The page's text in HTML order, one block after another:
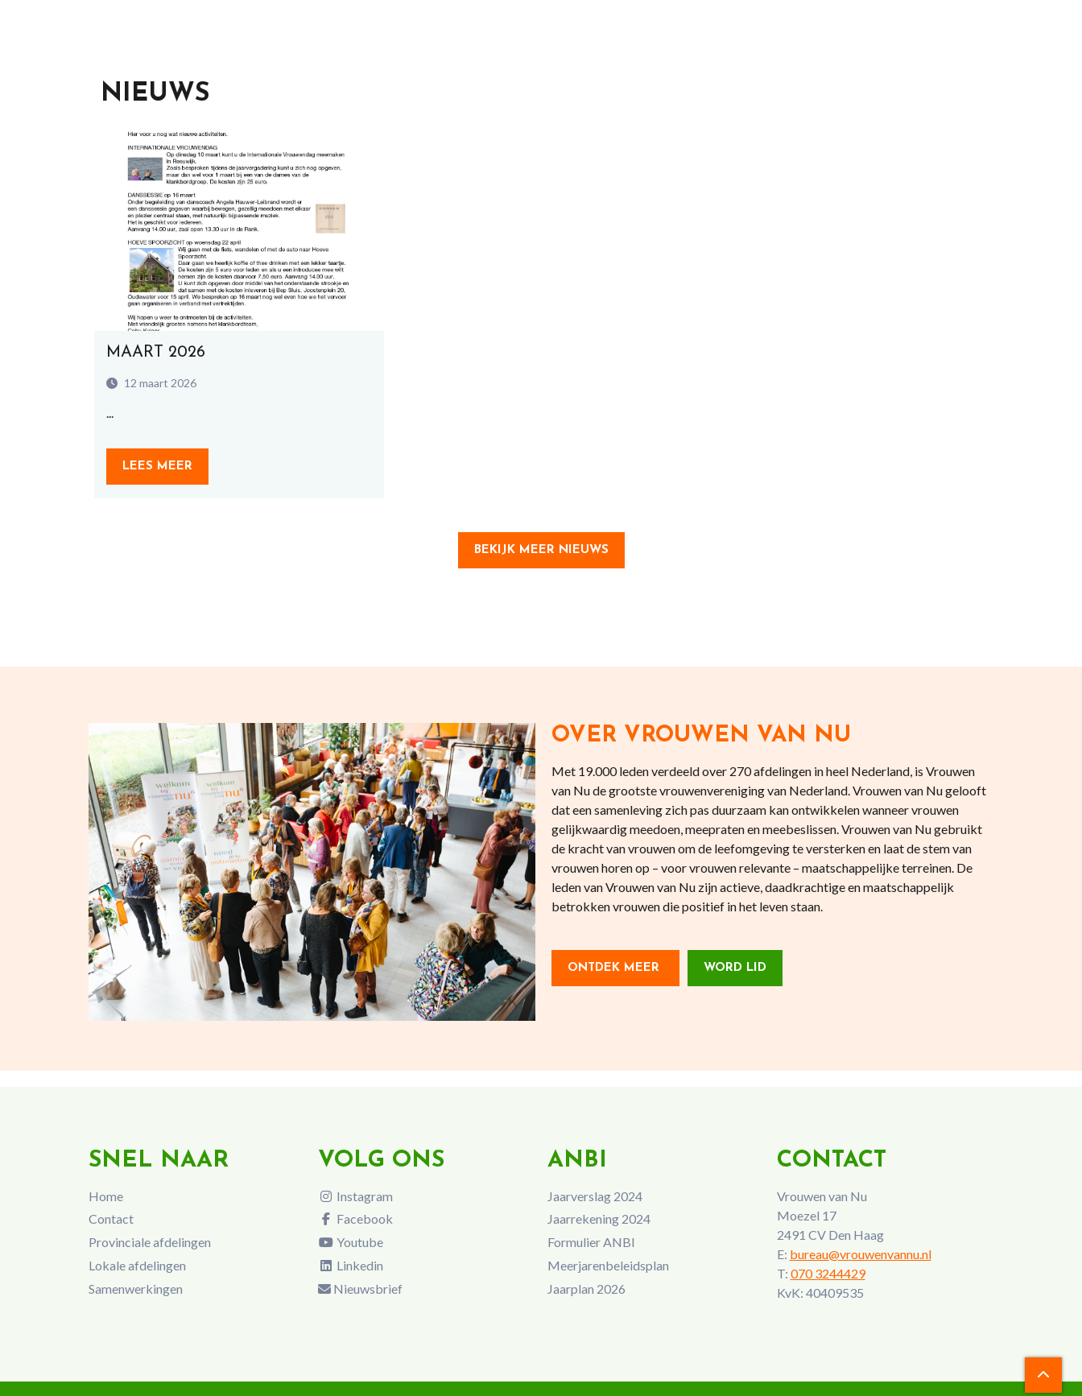
NIEUWS
MAART 2026
12 maart 2026
...
LEES MEER
BEKIJK MEER NIEUWS
OVER VROUWEN VAN NU
Met 19.000 leden verdeeld over 270 afdelingen in heel Nederland, is Vrouwen
van Nu de grootste vrouwenvereniging van Nederland. Vrouwen van Nu gelooft
dat een samenleving zich pas duurzaam kan ontwikkelen wanneer vrouwen
gelijkwaardig meedoen, meepraten en meebeslissen. Vrouwen van Nu gebruikt
de kracht van vrouwen om de leefomgeving te versterken en laat de stem van
vrouwen horen op – voor vrouwen relevante – maatschappelijke terreinen. De
leden van Vrouwen van Nu zijn actieve, daadkrachtige en maatschappelijk
betrokken vrouwen die positief in het leven staan.
ONTDEK MEER WORD LID
SNEL NAAR
Home
Contact
Provinciale afdelingen
Lokale afdelingen
Samenwerkingen
VOLG ONS
Instagram
Facebook
Youtube
Linkedin
Nieuwsbrief
ANBI
Jaarverslag 2024
Jaarrekening 2024
Formulier ANBI
Meerjarenbeleidsplan
Jaarplan 2026
CONTACT
Vrouwen van Nu
Moezel 17
2491 CV Den Haag
E: bureau@vrouwenvannu.nl
T: 070 3244429
KvK: 40409535